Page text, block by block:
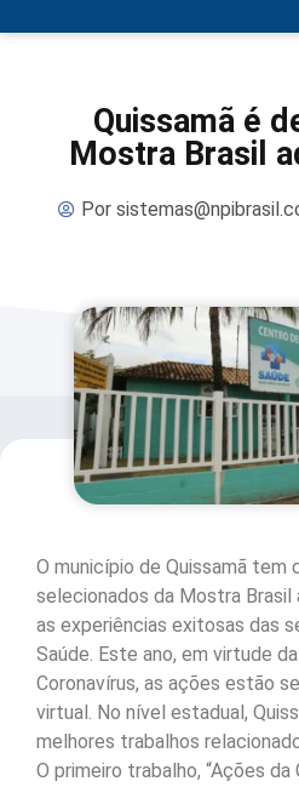
Quissamã é
Mostra Brasil
Por
O município de Quissamã tem
selecionados da Mostra Brasil
as experiências exitosas das
Saúde. Este ano, em virtude
Coronavírus, as ações estão
virtual. No nível estadual,
melhores trabalhos
O primeiro trabalho, “Ações